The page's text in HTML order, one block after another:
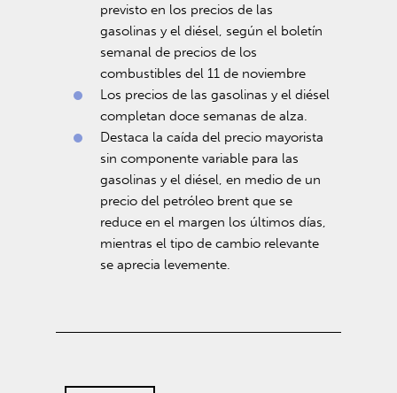
previsto en los precios de las
gasolinas y el diésel, según el boletín
semanal de precios de los
combustibles del 11 de noviembre
Los precios de las gasolinas y el diésel
completan doce semanas de alza.
Destaca la caída del precio mayorista
sin componente variable para las
gasolinas y el diésel, en medio de un
precio del petróleo brent que se
reduce en el margen los últimos días,
mientras el tipo de cambio relevante
se aprecia levemente.